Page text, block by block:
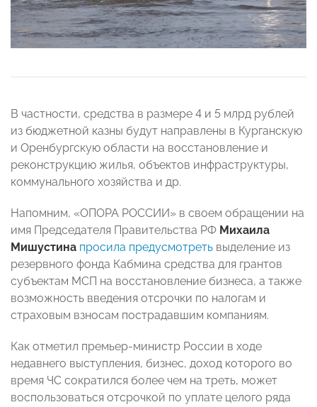
В частности, средства в размере 4 и 5 млрд рублей
из бюджетной казны будут направлены в Курганскую
и Оренбургскую области на восстановление и
реконструкцию жилья, объектов инфраструктуры,
коммунального хозяйства и др.
Напомним, «ОПОРА РОССИИ» в своем обращении на
имя Председателя Правительства РФ Михаила
Мишустина просила предусмотреть выделение из
резервного фонда Кабмина средства для грантов
субъектам МСП на восстановление бизнеса, а также
возможность введения отсрочки по налогам и
страховым взносам пострадавшим компаниям.
Как отметил премьер-министр России в ходе
недавнего выступления, бизнес, доход которого во
время ЧС сократился более чем на треть, может
воспользоваться отсрочкой по уплате целого ряда